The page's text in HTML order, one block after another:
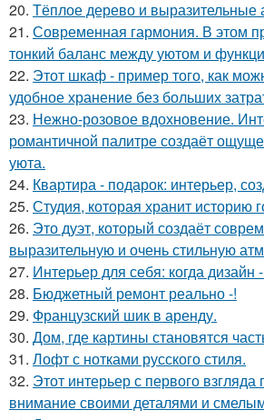
20. Тёплое дерево и выразительные
21. Современная гармония. В этом
тонкий баланс между уютом и
22. Этот шкаф - пример того, как
удобное хранение без больших
23. Нежно-розовое вдохновение.
романтичной палитре создаёт
уюта.
24. Квартира - подарок: интерьер,
25. Студия, которая хранит историю
26. Это дуэт, который создаёт
выразительную и очень стильную
27. Интерьер для себя: когда дизайн
28. Бюджетный ремонт реально -!
29. Французский шик в аренду.
30. Дом, где картины становятся
31. Лофт с нотками русского стиля.
32. Этот интерьер с первого взгляда
внимание своими деталями и